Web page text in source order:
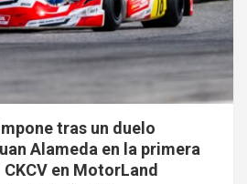
tras un duelo
Alameda en la primera
en MotorLand